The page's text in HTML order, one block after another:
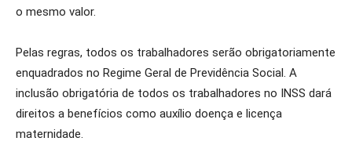
o mesmo valor.
Pelas regras, todos os trabalhadores serão obrigatoriamente
enquadrados no Regime Geral de Previdência Social. A
inclusão obrigatória de todos os trabalhadores no INSS dará
direitos a benefícios como auxílio doença e licença
maternidade.